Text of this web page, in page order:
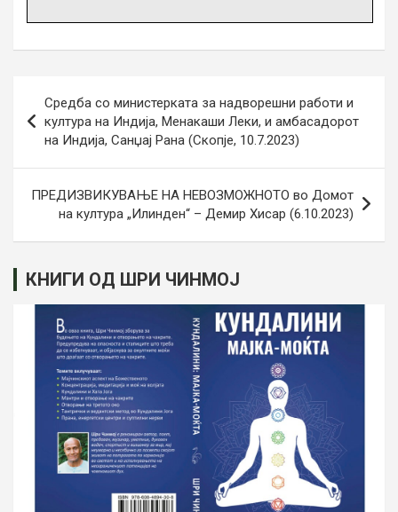
на
напис
Средба со министерката за надворешни работи и
култура на Индија, Менакаши Леки, и амбасадорот
на Индија, Санџај Рана (Скопје, 10.7.2023)
ПРЕДИЗВИКУВАЊЕ НА НЕВОЗМОЖНОТО во Домот
на култура „Илинден“ – Демир Хисар (6.10.2023)
КНИГИ ОД ШРИ ЧИНМОЈ